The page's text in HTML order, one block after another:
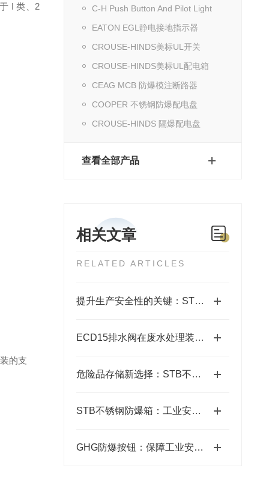
C-H Push Button And Pilot Light
EATON EGL静电接地指示器
CROUSE-HINDS美标UL开关
CROUSE-HINDS美标UL配电箱
CEAG MCB 防爆模注断路器
COOPER 不锈钢防爆配电盘
CROUSE-HINDS 隔爆配电盘
查看全部产品
相关文章
RELATED ARTICLES
提升生产安全性的关键：STB不锈钢防爆箱的应用
ECD15排水阀在废水处理装置中起着关键作用
危险品存储新选择：STB不锈钢防爆箱
STB不锈钢防爆箱：工业安全的坚固防线
GHG防爆按钮：保障工业安全的关键组件
I 类、2
的支